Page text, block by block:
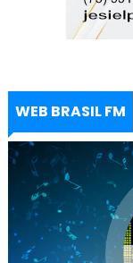
WEB BRASIL FM